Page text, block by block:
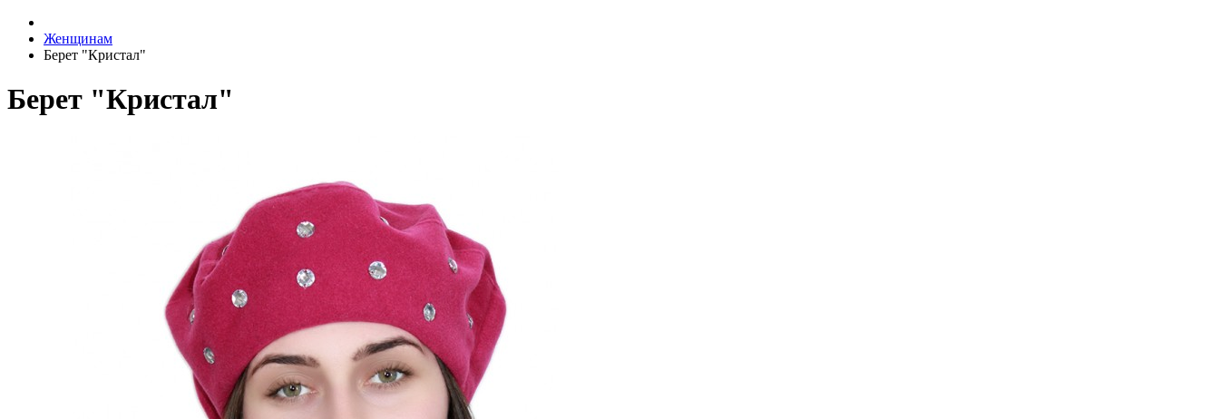
Женщинам
Берет "Кристал"
Берет "Кристал"